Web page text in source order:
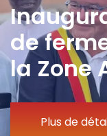
de
la Zone
Plus de